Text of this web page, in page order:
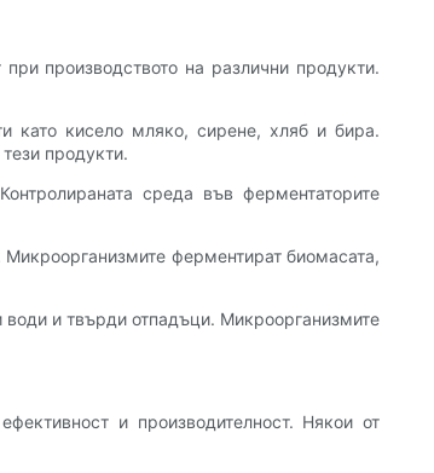
производството на различни продукти.
като кисело мляко, сирене, хляб и бира.
продукти.
среда във ферментаторите
Микроорганизмите ферментират биомасата,
води и твърди отпадъци. Микроорганизмите
и производителност. Някои от